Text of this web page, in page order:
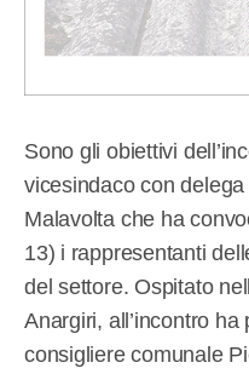
Sono gli obiettivi
vicesindaco con
Malavolta che ha
13) i rappresentanti
del settore. Ospitato
Anargiri, all’incontro
consigliere comunale